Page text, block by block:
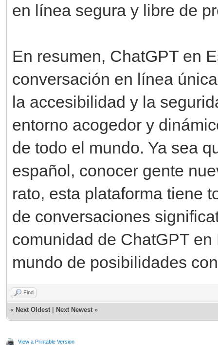
en línea segura y libre de
En resumen, ChatGPT en
conversación en línea
la accesibilidad y la
entorno acogedor y
de todo el mundo. Ya sea
español, conocer gente
rato, esta plataforma tiene
de conversaciones
comunidad de ChatGPT
mundo de posibilidades
Find
« Next Oldest Next Newest »
View a Printable Version